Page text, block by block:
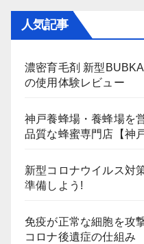
人気記事
濃密育毛剤 新型
の使用体験レビュー
神戸養蜂場・養蜂場を
品質な蜂蜜専門店【神
新型コロナウイルス対
準備しよう!
免疫が正常な細胞を攻
コロナ後遺症の仕組み